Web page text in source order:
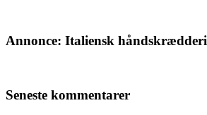
Annonce: Italiensk håndskrædderi
Seneste kommentarer